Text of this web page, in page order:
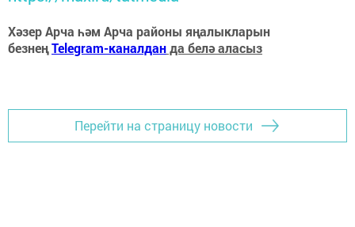
Хәзер Арча һәм Арча районы яңалыкларын
безнеңTelegram-каналданда белә аласыз
Перейти на страницу новости